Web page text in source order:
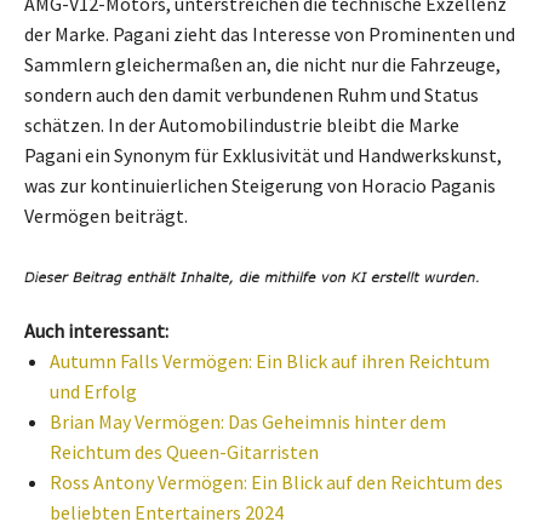
der Marke. Pagani zieht das Interesse von Prominenten und
Sammlern gleichermaßen an, die nicht nur die Fahrzeuge,
sondern auch den damit verbundenen Ruhm und Status
schätzen. In der Automobilindustrie bleibt die Marke
Pagani ein Synonym für Exklusivität und Handwerkskunst,
was zur kontinuierlichen Steigerung von Horacio Paganis
Vermögen beiträgt.
Auch interessant:
Autumn Falls Vermögen: Ein Blick auf ihren Reichtum
und Erfolg
Brian May Vermögen: Das Geheimnis hinter dem
Reichtum des Queen-Gitarristen
Ross Antony Vermögen: Ein Blick auf den Reichtum des
beliebten Entertainers 2024